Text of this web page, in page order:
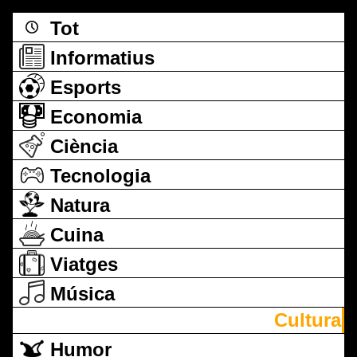
Tot
Informatius
Esports
Economia
Ciència
Tecnologia
Natura
Cuina
Viatges
Música
Cultura
Humor